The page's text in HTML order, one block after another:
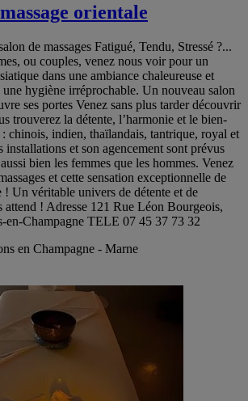
orientale
de massages Fatigué, Tendu, Stressé ?...
ou couples, venez nous voir pour un
dans une ambiance chaleureuse et
une hygiène irréprochable. Un nouveau salon
ses portes Venez sans plus tarder découvrir
trouverez la détente, l’harmonie et le bien-
: chinois, indien, thaïlandais, tantrique, royal et
installations et son agencement sont prévus
bien les femmes que les hommes. Venez
et cette sensation exceptionnelle de
! Un véritable univers de détente et de
attend ! Adresse 121 Rue Léon Bourgeois,
en-Champagne TELE 07 45 37 73 32
en Champagne - Marne